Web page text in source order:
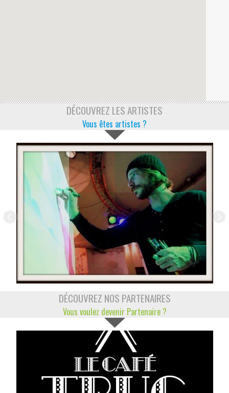
DÉCOUVREZ LES ARTISTES
Vous êtes artistes ?
DÉCOUVREZ NOS PARTENAIRES
Vous voulez devenir Partenaire ?